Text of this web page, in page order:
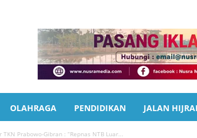
OLAHRAGA PENDIDIKAN JALAN
Prabowo-Gibran : “Repnas NTB Luar...